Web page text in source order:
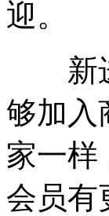
迎。
新进
够加入
家一样
会员有